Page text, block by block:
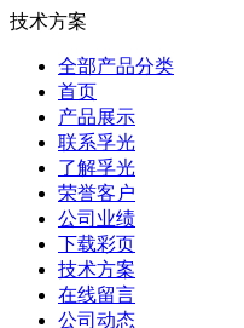
技术方案
全部产品分类
首页
产品展示
联系孚光
了解孚光
荣誉客户
公司业绩
下载彩页
技术方案
在线留言
公司动态